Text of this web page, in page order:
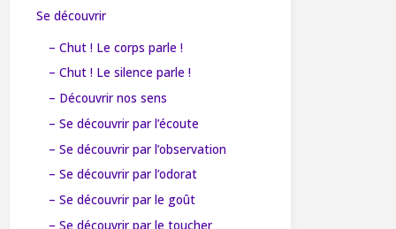
Se découvrir
– Chut ! Le corps parle !
– Chut ! Le silence parle !
– Découvrir nos sens
– Se découvrir par l’écoute
– Se découvrir par l’observation
– Se découvrir par l’odorat
– Se découvrir par le goût
– Se découvrir par le toucher